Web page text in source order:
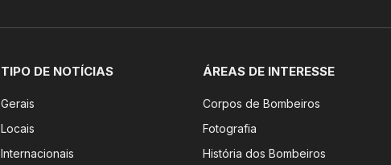
TIPO DE NOTÍCIAS
Gerais
Locais
Internacionais
ÁREAS DE INTERESSE
Corpos de Bombeiros
Fotografia
História dos Bombeiros